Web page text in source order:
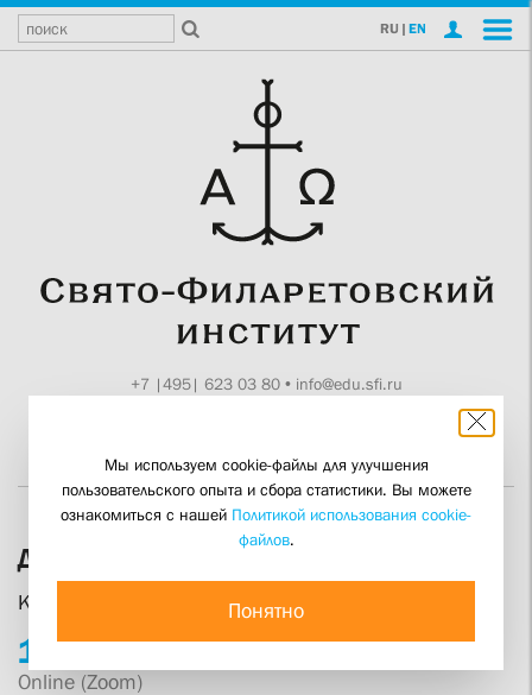
RU | EN
+7 |495| 623 03 80• info@edu.sfi.ru
Диахрония как время Другого
Круглый стол по проблеме тоталитаризма
13.05 16:00
Online (Zoom)
Мы используем cookie-файлы для улучшения
пользовательского опыта и сбора статистики. Вы можете
ознакомиться с нашей Политикой использования cookie-
файлов.
Понятно